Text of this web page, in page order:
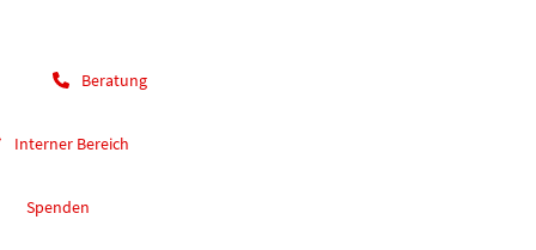
Beratung
Interner Bereich
Spenden